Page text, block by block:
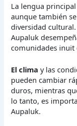
La lengua
aunque también
diversidad
Aupaluk
comunidades inuit
El clima y las
pueden cambiar
duros, mientras
lo tanto, es
Aupaluk.